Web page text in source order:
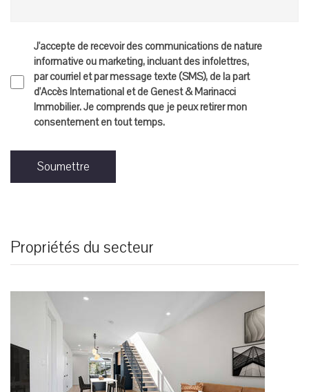
J'accepte de recevoir des communications de nature
informative ou marketing, incluant des infolettres,
par courriel et par message texte (SMS), de la part
d'Accès International et de Genest & Marinacci
Immobilier. Je comprends que je peux retirer mon
consentement en tout temps.
Soumettre
Propriétés du secteur